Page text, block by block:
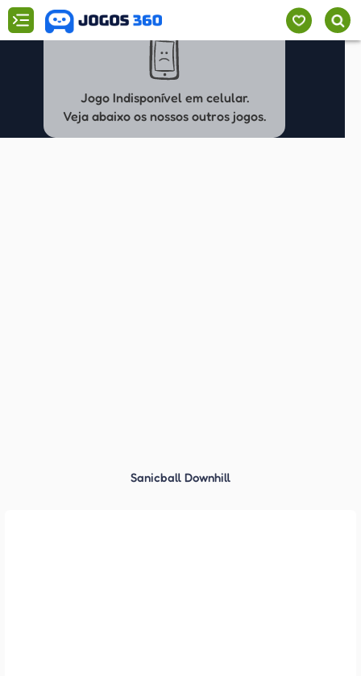
Jogo Indisponível em celular.
Veja abaixo os nossos outros jogos.
Sanicball Downhill